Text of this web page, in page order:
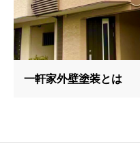
一軒家外壁塗装とは